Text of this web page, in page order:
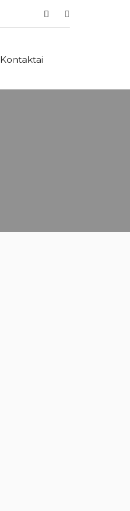
Kontaktai